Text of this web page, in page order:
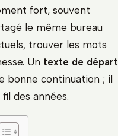
fort, souvent
le même bureau
trouver les mots
Un texte de départ
bonne continuation ; il
des années.